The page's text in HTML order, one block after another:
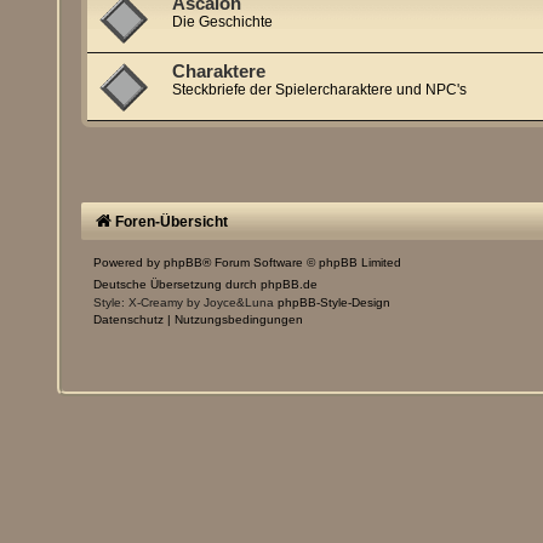
Ascalon
Die Geschichte
Charaktere
Steckbriefe der Spielercharaktere und NPC's
Foren-Übersicht
Powered byphpBB® Forum Software © phpBB Limited
Deutsche Übersetzung durchphpBB.de
Style: X-Creamy by Joyce&LunaphpBB-Style-Design
Datenschutz
Nutzungsbedingungen